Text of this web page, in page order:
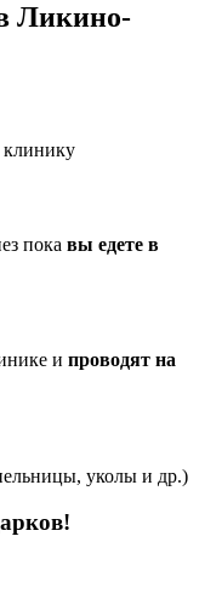
Ликино-
клинику
пока вы едете в
и проводят на
уколы и др.)